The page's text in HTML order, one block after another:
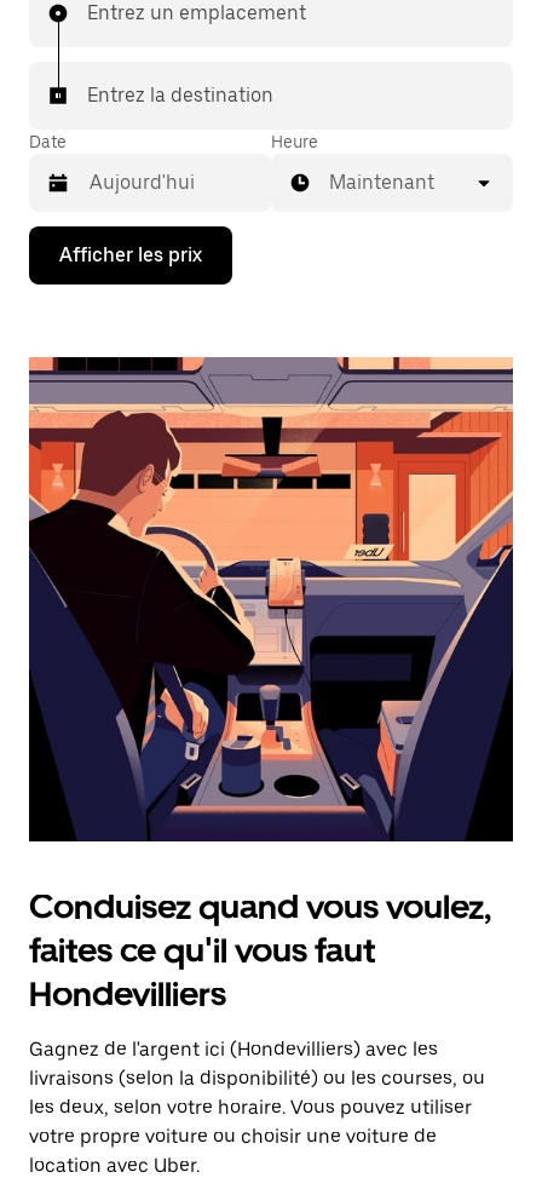
Entrez un emplacement
Entrez la destination
Date
Appuyez
la
bas
interagir
avec
calendrier
et
sélectionner
une
date.
Appuyez
d'échappement
pour
fermer
calendrier.
Heure
Maintenant
Afficher les prix
Conduisez quand vous voulez,
faites ce qu'il vous faut
Hondevilliers
Gagnez de l'argent ici (Hondevilliers) avec les
livraisons (selon la disponibilité) ou les courses, ou
les deux, selon votre horaire. Vous pouvez utiliser
votre propre voiture ou choisir une voiture de
location avec Uber.